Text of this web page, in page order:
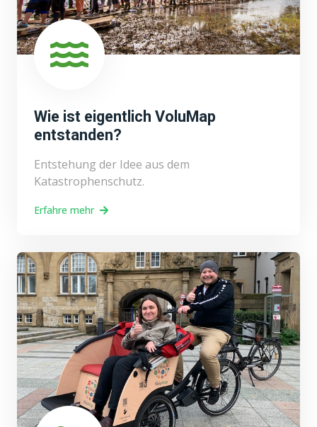
Wie ist eigentlich VoluMap
entstanden?
Entstehung der Idee aus dem
Katastrophenschutz.
Erfahre mehr